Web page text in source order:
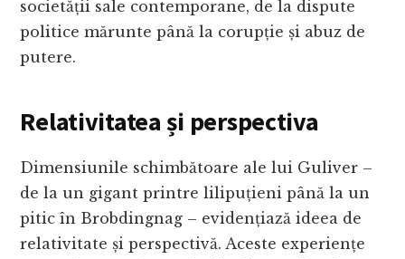
societății sale contemporane, de la dispute
politice mărunte până la corupție și abuz de
putere.
Relativitatea și perspectiva
Dimensiunile schimbătoare ale lui Guliver –
de la un gigant printre lilipuțieni până la un
pitic în Brobdingnag – evidențiază ideea de
relativitate și perspectivă. Aceste experiențe